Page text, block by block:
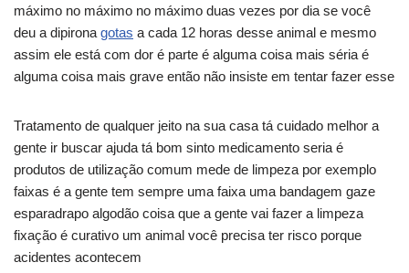
máximo no máximo no máximo duas vezes por dia se você
deu a dipirona gotas a cada 12 horas desse animal e mesmo
assim ele está com dor é parte é alguma coisa mais séria é
alguma coisa mais grave então não insiste em tentar fazer esse
Tratamento de qualquer jeito na sua casa tá cuidado melhor a
gente ir buscar ajuda tá bom sinto medicamento seria é
produtos de utilização comum mede de limpeza por exemplo
faixas é a gente tem sempre uma faixa uma bandagem gaze
esparadrapo algodão coisa que a gente vai fazer a limpeza
fixação é curativo um animal você precisa ter risco porque
acidentes acontecem